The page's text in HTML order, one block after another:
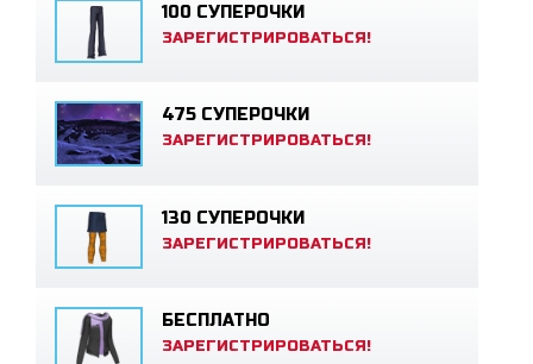
100 СУПЕРОЧКИ
ЗАРЕГИСТРИРОВАТЬСЯ!
475 СУПЕРОЧКИ
ЗАРЕГИСТРИРОВАТЬСЯ!
130 СУПЕРОЧКИ
ЗАРЕГИСТРИРОВАТЬСЯ!
БЕСПЛАТНО
ЗАРЕГИСТРИРОВАТЬСЯ!